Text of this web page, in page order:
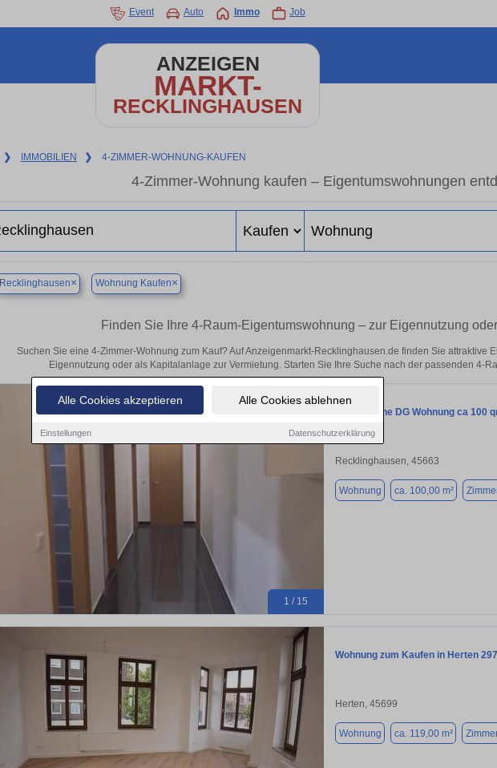
Alle Cookies akzeptieren Alle Cookies ablehnen
Einstellungen Datenschutzerklärung
Event Auto Immo Job
ANZEIGEN
MARKT-
RECKLINGHAUSEN
❯ IMMOBILIEN ❯ 4-ZIMMER-WOHNUNG-KAUFEN
4-Zimmer-Wohnung kaufen – Eigentumswohnungen
Recklinghausen× Wohnung Kaufen×
Finden Sie Ihre 4-Raum-Eigentumswohnung – zur Eigennutzung
Suchen Sie eine 4-Zimmer-Wohnung zum Kauf? Auf Anzeigenmarkt-Recklinghausen.de finden Sie attraktive
Eigennutzung oder als Kapitalanlage zur Vermietung. Starten Sie Ihre Suche nach der passenden 4-
1 / 15
Sehr schöne DG Wohnung ca 100
Recklinghausen, 45663
Wohnung ca. 100,00 m²
Wohnung zum Kaufen in Herten
Herten, 45699
Wohnung ca. 119,00 m²